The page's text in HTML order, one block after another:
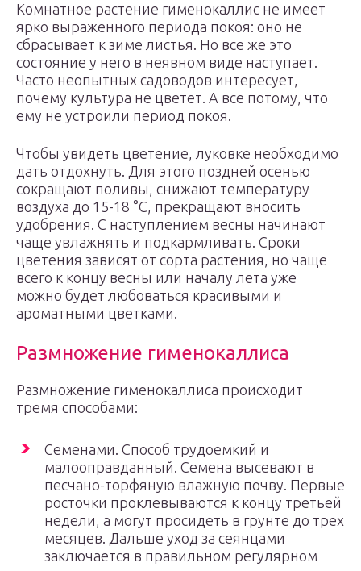
Комнатное растение гименокаллис не имеет
ярко выраженного периода покоя: оно не
сбрасывает к зиме листья. Но все же это
состояние у него в неявном виде наступает.
Часто неопытных садоводов интересует,
почему культура не цветет. А все потому, что
ему не устроили период покоя.
Чтобы увидеть цветение, луковке необходимо
дать отдохнуть. Для этого поздней осенью
сокращают поливы, снижают температуру
воздуха до 15-18 °C, прекращают вносить
удобрения. С наступлением весны начинают
чаще увлажнять и подкармливать. Сроки
цветения зависят от сорта растения, но чаще
всего к концу весны или началу лета уже
можно будет любоваться красивыми и
ароматными цветками.
Размножение гименокаллиса
Размножение гименокаллиса происходит
тремя способами:
Семенами. Способ трудоемкий и
малооправданный. Семена высевают в
песчано-торфяную влажную почву. Первые
росточки проклевываются к концу третьей
недели, а могут просидеть в грунте до трех
месяцев. Дальше уход за сеянцами
заключается в правильном регулярном